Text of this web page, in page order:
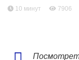
10 минут 7906